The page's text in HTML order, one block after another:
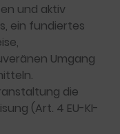
und aktiv
ein fundiertes
Umgang
die
(Art. 4 EU-KI-